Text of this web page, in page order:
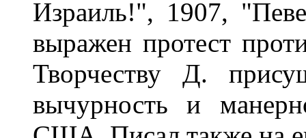
Израиль!", 1907,
выражен протест
Творчеству Д.
вычурность и